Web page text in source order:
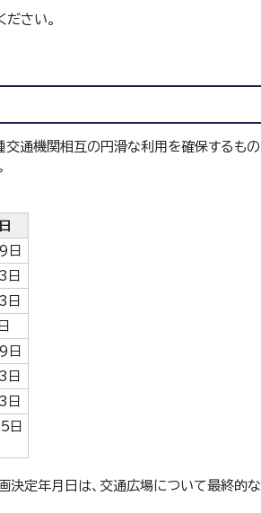
さい。
交通機関相互の円滑な利用を確保するもの
日
日
日
日
日
日
日
決定年月日は、交通広場について最終的な